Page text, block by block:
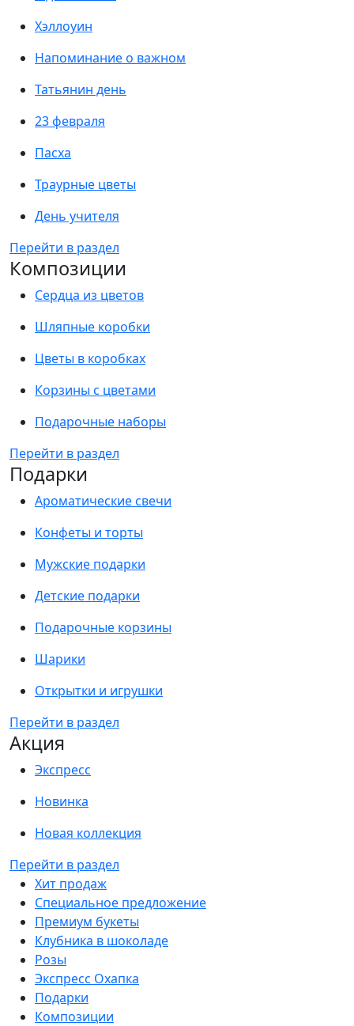
Хэллоуин
Напоминание о важном
Татьянин день
23 февраля
Пасха
Траурные цветы
День учителя
Перейти в раздел
Композиции
Сердца из цветов
Шляпные коробки
Цветы в коробках
Корзины с цветами
Подарочные наборы
Перейти в раздел
Подарки
Ароматические свечи
Конфеты и торты
Мужские подарки
Детские подарки
Подарочные корзины
Шарики
Открытки и игрушки
Перейти в раздел
Акция
Экспресс
Новинка
Новая коллекция
Перейти в раздел
Хит продаж
Специальное предложение
Премиум букеты
Клубника в шоколаде
Розы
Экспресс Охапка
Подарки
Композиции